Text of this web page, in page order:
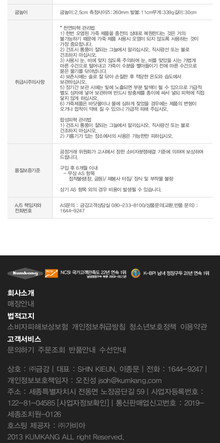
굽높이 굽높이:2.5cm 측정사이즈:260mm 발볼:11cm무게:339g길이:30cm
취급시주의사항
* 천연피혁 관리법
1) 한번 오염된 가죽 제품을 종전의 상태로 복원한다는 것은 거의
불가능하기 때문에 가죽 제품 사용시 오염이 되지 않도록 사용하는 것이
가장 중요합니다.
2) 건조시 통풍이 잘되는 그늘에서 말리십시오. 직사광선 또는 불로
건조하지 마십시오.
3) 사용시 눈, 비에 맞지 않도록 주의하며 눈, 비를 맞았을 시는 가볍게
마른 수건으로 털어내고 가죽이 수분을 빨아들이기 전에 마른 수건으로
묻은 물기를 닦아냅니다.
4) 보존시에는 솔로 잘 닦아 손질한 후 적당한 온도와 습도에서
보관하십시오.
5) 장기간 보관 시에는 빛에 노출되면 부분 탈색이 될 수 있으므로 가급적
별도 상자에 넣어 보관하며 반드시 방충제를 종이에 싸서 넣되 피혁에 직접
닿지 않게 하십시오.
6) 가죽제품은 바닷물이나 물에 심하게 젖었을 경우에는 제품의 변형이
오거나 접착이 약해 질 수 있으니 가급적 피해 주십시오.
합성피혁 관리법
1) 건조시 통풍이 잘되는 그늘에서 말리십시오. 직사광선 또는 불로
건조하지 마십시오.
품질보증기준
공정거래 위원회가 고시에서 정한 소비자분쟁해결 기준에 의하여 보상하여
드립니다.
구입 후 6개월 이내
  - 무상 AS 항목
상기 AS 항목 외의 경우 비용이 발생될 수 있습니다.
A/S 책임자와
전화번호
AS문의 : 금강고객상담실 080-233-8100/상품문의(교환,반품 문의) :
1644-9247
회사소개
매장안내
법적고지
소비자피해보상보험 개인정보취급방침 청소년보호정책 이용약관
고객서비스
문의하기 주문조회 반품안내 수선안내
상호 : ㈜금강 | 대표 : SHIN KIEUN, 이종문 | 전화 : 1644-9247 |
개인정보보호책임자 : 오진성 jsoh@kumkang.com
주소 : 세종특별자치시 전동면 노장공단길 59 | 사업자등록번호 :
122-81-04585 [사업자정보확인] | 통신판매업신고번호 : 2019-
세종조치원-0126
호스팅 제공자 : ㈜가비아
2013 KUMKANG ALL right Reserved.